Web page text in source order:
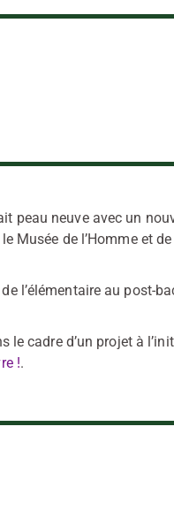
peau neuve avec un
Musée de l’Homme et
l’élémentaire au post-
le cadre d’un projet à
!.